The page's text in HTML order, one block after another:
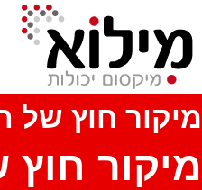
מיקור חוץ של
מיקור